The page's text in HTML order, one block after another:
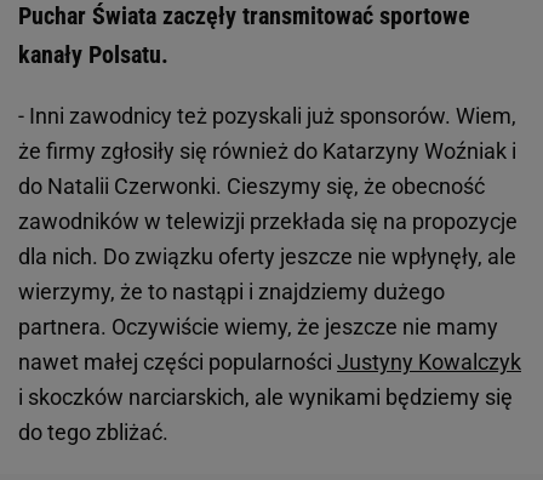
Puchar Świata zaczęły transmitować sportowe
kanały Polsatu.
- Inni zawodnicy też pozyskali już sponsorów. Wiem,
że firmy zgłosiły się również do Katarzyny Woźniak i
do Natalii Czerwonki. Cieszymy się, że obecność
zawodników w telewizji przekłada się na propozycje
dla nich. Do związku oferty jeszcze nie wpłynęły, ale
wierzymy, że to nastąpi i znajdziemy dużego
partnera. Oczywiście wiemy, że jeszcze nie mamy
nawet małej części popularności Justyny Kowalczyk
i skoczków narciarskich, ale wynikami będziemy się
do tego zbliżać.